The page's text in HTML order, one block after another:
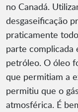
no Canadá.
desgaseificação
praticamente
parte complicada
petróleo. O óleo
que permitiam a
permitiu que o
atmosférica. É